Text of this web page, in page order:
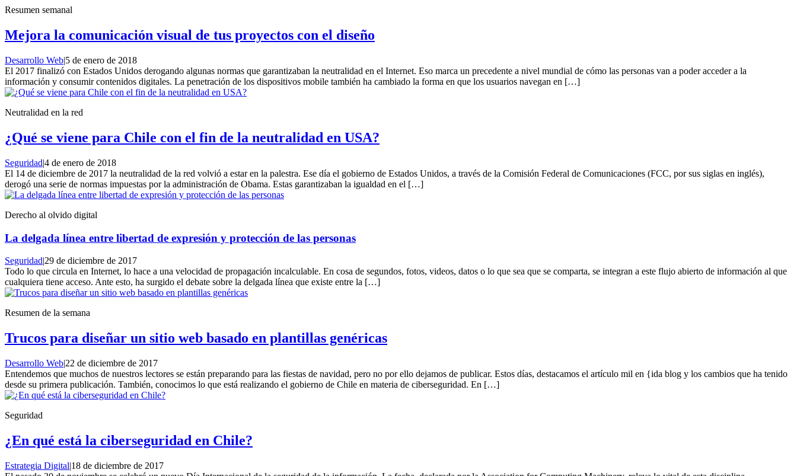
Resumen semanal
Mejora la comunicación visual de tus proyectos con el diseño
Desarrollo Web|5 de enero de 2018
El 2017 finalizó con Estados Unidos derogando algunas normas que garantizaban la neutralidad en el Internet. Eso marca un precedente a nivel mundial de cómo las personas van a poder acceder a la
información y consumir contenidos digitales. La penetración de los dispositivos mobile también ha cambiado la forma en que los usuarios navegan en […]
Neutralidad en la red
¿Qué se viene para Chile con el fin de la neutralidad en USA?
Seguridad|4 de enero de 2018
El 14 de diciembre de 2017 la neutralidad de la red volvió a estar en la palestra. Ese día el gobierno de Estados Unidos, a través de la Comisión Federal de Comunicaciones (FCC, por sus siglas en inglés),
derogó una serie de normas impuestas por la administración de Obama. Estas garantizaban la igualdad en el […]
Derecho al olvido digital
La delgada línea entre libertad de expresión y protección de las personas
Seguridad|29 de diciembre de 2017
Todo lo que circula en Internet, lo hace a una velocidad de propagación incalculable. En cosa de segundos, fotos, videos, datos o lo que sea que se comparta, se integran a este flujo abierto de información al que
cualquiera tiene acceso. Ante esto, ha surgido el debate sobre la delgada línea que existe entre la […]
Resumen de la semana
Trucos para diseñar un sitio web basado en plantillas genéricas
Desarrollo Web|22 de diciembre de 2017
Entendemos que muchos de nuestros lectores se están preparando para las fiestas de navidad, pero no por ello dejamos de publicar. Estos días, destacamos el artículo mil en {ida blog y los cambios que ha tenido
desde su primera publicación. También, conocimos lo que está realizando el gobierno de Chile en materia de ciberseguridad. En […]
Seguridad
¿En qué está la ciberseguridad en Chile?
Estrategia Digital|18 de diciembre de 2017